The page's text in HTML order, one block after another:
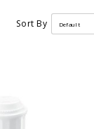
Sort By